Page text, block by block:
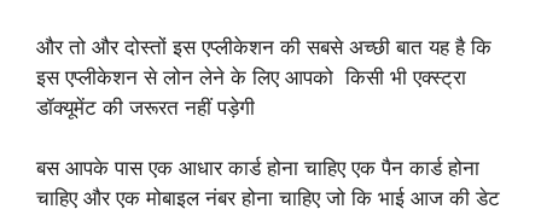
और तो और दोस्तों इस एप्लीकेशन की सबसे अच्छी बात यह है कि
इस एप्लीकेशन से लोन लेने के लिए आपको किसी भी एक्स्ट्रा
डॉक्यूमेंट की जरूरत नहीं पड़ेगी
बस आपके पास एक आधार कार्ड होना चाहिए एक पैन कार्ड होना
चाहिए और एक मोबाइल नंबर होना चाहिए जो कि भाई आज की डेट